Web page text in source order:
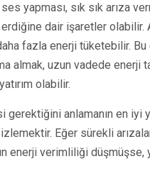
ses yapması, sık sık arıza
erdiğine dair işaretler
fazla enerji tüketebilir.
almak, uzun vadede enerji
olabilir.
gerektiğini anlamanın en iyi
Eğer sürekli
enerji verimliliği düşmüşse,